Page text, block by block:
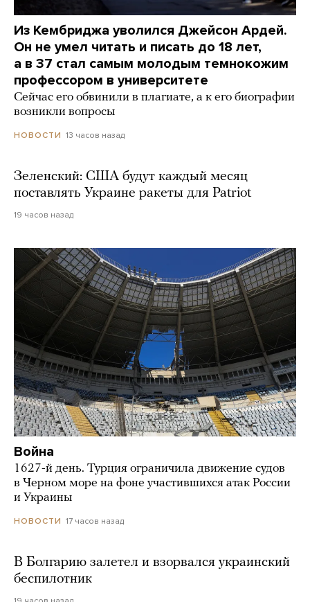
Из Кембриджа уволился Джейсон Ардей.
Он не умел читать и писать до 18 лет,
а в 37 стал самым молодым темнокожим
профессором в университете
Сейчас его обвинили в плагиате, а к его биографии
возникли вопросы
НОВОСТИ 13 часов назад
Зеленский: США будут каждый месяц
поставлять Украине ракеты для Patriot
19 часов назад
Война
1627-й день. Турция ограничила движение судов
в Черном море на фоне участившихся атак России
и Украины
НОВОСТИ 17 часов назад
В Болгарию залетел и взорвался украинский
беспилотник